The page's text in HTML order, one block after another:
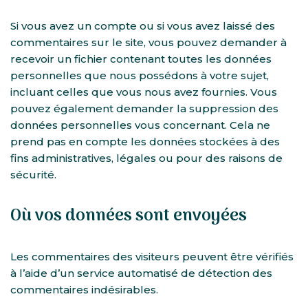
Si vous avez un compte ou si vous avez laissé des
commentaires sur le site, vous pouvez demander à
recevoir un fichier contenant toutes les données
personnelles que nous possédons à votre sujet,
incluant celles que vous nous avez fournies. Vous
pouvez également demander la suppression des
données personnelles vous concernant. Cela ne
prend pas en compte les données stockées à des
fins administratives, légales ou pour des raisons de
sécurité.
Où vos données sont envoyées
Les commentaires des visiteurs peuvent être vérifiés
à l’aide d’un service automatisé de détection des
commentaires indésirables.